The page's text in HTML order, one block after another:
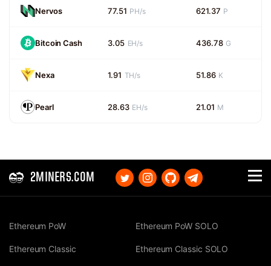
Nervos 77.51 PH/s 621.37 P
Bitcoin Cash 3.05 EH/s 436.78 G
Nexa 1.91 TH/s 51.86 K
Pearl 28.63 EH/s 21.01 M
2MINERS.COM
Ethereum PoW
Ethereum Classic
Ethereum PoW SOLO
Ethereum Classic SOLO